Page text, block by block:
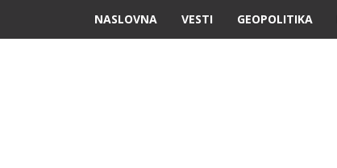
NASLOVNA VESTI GEOPOLITIKA